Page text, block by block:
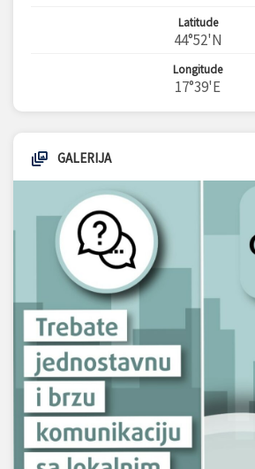
Latitude
44°52'N
Longitude
17°39'E
GALERIJA